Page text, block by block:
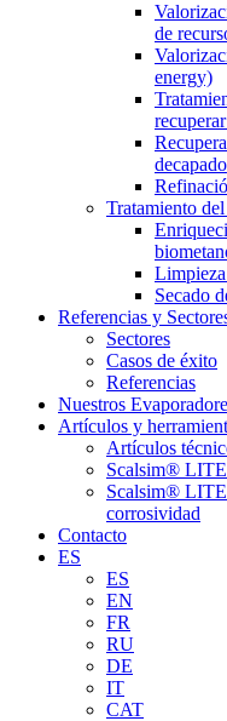
de
energy)
decapado
Tratamiento
Secado
Referencias y
Sectores
Casos de éxito
Referencias
Nuestros
Artículos y
Artículos
Scalsim®
Scalsim®
corrosividad
Contacto
ES
ES
EN
FR
RU
DE
IT
CAT